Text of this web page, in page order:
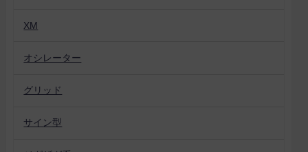
XM
オシレーター
グリッド
サイン型